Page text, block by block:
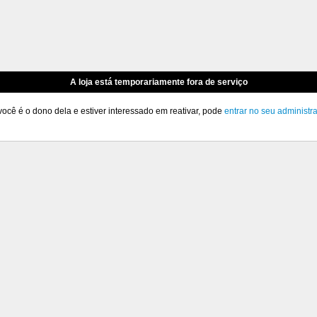
A loja está temporariamente fora de serviço
é o dono dela e estiver interessado em reativar, pode entrar no seu